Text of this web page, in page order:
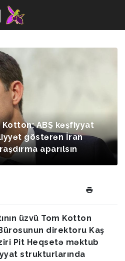
Kotton: ABŞ kəşfiyyat
göstərən İran
aparılsın
üzvü Tom Kotton
direktoru Kaş
Pit Heqsetə məktub
strukturlarında